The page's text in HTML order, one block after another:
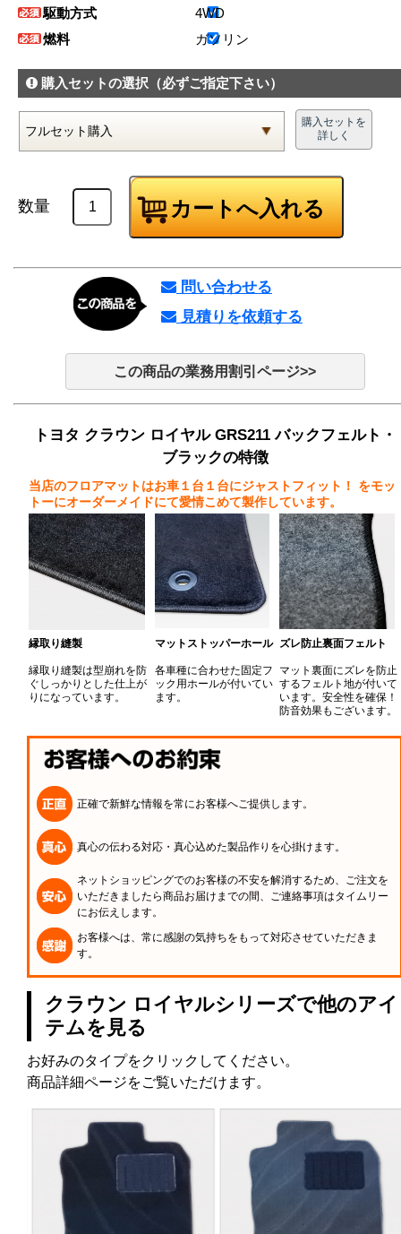
駆動方式
4WD
燃料
ガソリン
購入セットの選択 （必ずご指定下さい）
購入セットを
詳しく
数量
問い合わせる
見積りを依頼する
この商品の業務用割引ページ>>
トヨタ クラウン ロイヤル GRS211 バックフェルト・
ブラックの特徴
当店のフロアマットはお車１台１台にジャストフィット！
をモッ
トーにオーダーメイドにて愛情こめて製作しています。
縁取り縫製
縁取り縫製は型崩れを防
ぐしっかりとした仕上が
りになっています。
マットストッパーホール
各車種に合わせた固定フ
ック用ホールが付いてい
ます。
ズレ防止裏面フェルト
マット裏面にズレを防止
するフェルト地が付いて
います。安全性を確保！
防音効果もございます。
正確で新鮮な情報を常にお客様へご提供します。
真心の伝わる対応・真心込めた製品作りを心掛けます。
ネットショッピングでのお客様の不安を解消するため、ご注文を
いただきましたら商品お届けまでの間、ご連絡事項はタイムリー
にお伝えします。
お客様へは、常に感謝の気持ちをもって対応させていただきま
す。
クラウン ロイヤルシリーズで他のアイ
テムを見る
お好みのタイプをクリックしてください。
商品詳細ページをご覧いただけます。